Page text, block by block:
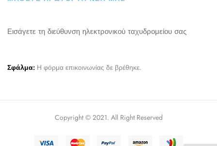
Εισάγετε τη διεύθυνση ηλεκτρονικού ταχυδρομείου σας
Σφάλμα: Η φόρμα επικοινωνίας δε βρέθηκε.
Copyright © 2021. All Right Reserved